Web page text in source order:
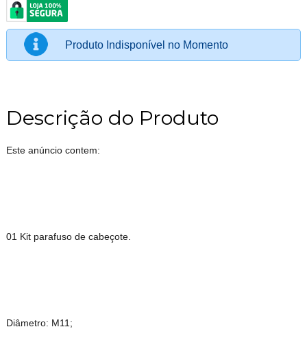
Produto Indisponível no Momento
Descrição do Produto
Este anúncio contem:
01 Kit parafuso de cabeçote.
Diâmetro: M11;